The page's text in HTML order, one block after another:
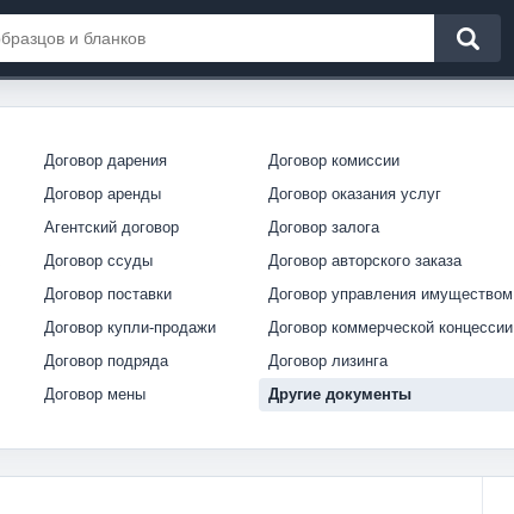
Договор дарения
Договор аренды
Агентский договор
Договор ссуды
Договор поставки
Договор купли-продажи
Договор подряда
Договор мены
Договор комиссии
Договор оказания услуг
Договор залога
Договор авторского заказа
Договор управления имуществом
Договор коммерческой концессии
Договор лизинга
Другие документы